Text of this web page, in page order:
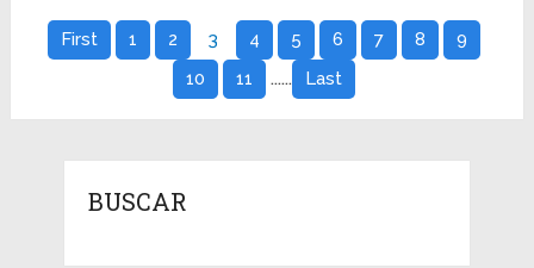
First 1 2 3 4 5 6 7 8
9
10
11 ...... Last
BUSCAR